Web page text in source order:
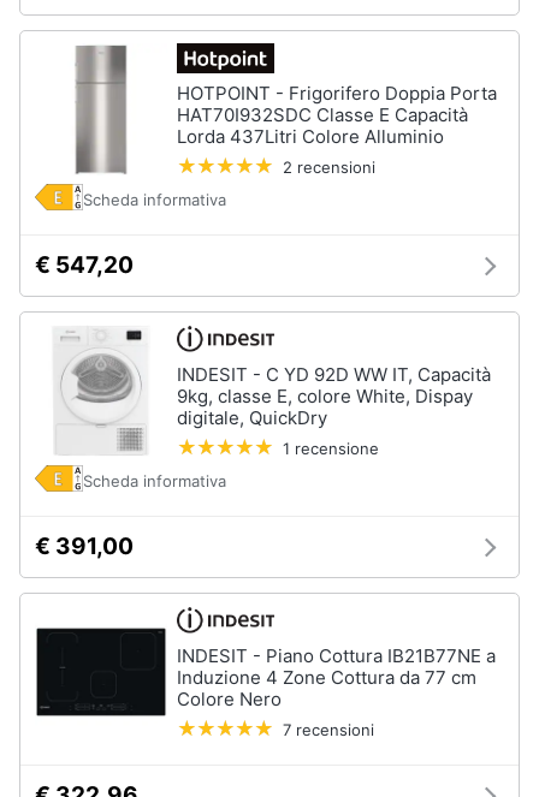
HOTPOINT - Frigorifero Doppia Porta
HAT70I932SDC Classe E Capacità
Lorda 437Litri Colore Alluminio
2 recensioni
Scheda informativa
€ 547,20
INDESIT - C YD 92D WW IT, Capacità
9kg, classe E, colore White, Dispay
digitale, QuickDry
1 recensione
Scheda informativa
€ 391,00
INDESIT - Piano Cottura IB21B77NE a
Induzione 4 Zone Cottura da 77 cm
Colore Nero
7 recensioni